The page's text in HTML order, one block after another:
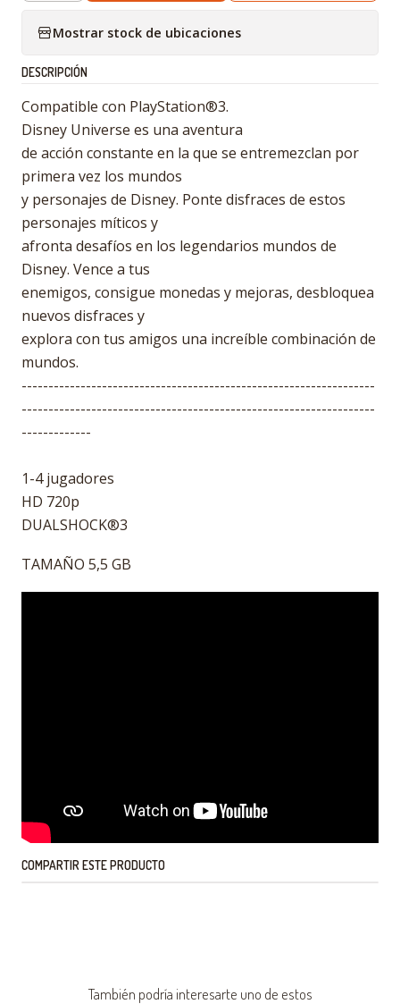
Mostrar stock de ubicaciones
DESCRIPCIÓN
Compatible con PlayStation®3.
Disney Universe es una aventura
de acción constante en la que se entremezclan por
primera vez los mundos
y personajes de Disney. Ponte disfraces de estos
personajes míticos y
afronta desafíos en los legendarios mundos de
Disney. Vence a tus
enemigos, consigue monedas y mejoras, desbloquea
nuevos disfraces y
explora con tus amigos una increíble combinación de
mundos.
------------------------------------------------------------------
------------------------------------------------------------------
-------------
1-4 jugadores
HD 720p
DUALSHOCK®3
TAMAÑO 5,5 GB
COMPARTIR ESTE PRODUCTO
También podría interesarte uno de estos